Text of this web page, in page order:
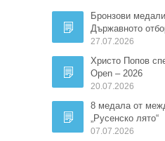
Бронзови
Държавното
27.07.2026
Христо Попов
Open – 2026
20.07.2026
8 медала от
„Русенско лято“
07.07.2026